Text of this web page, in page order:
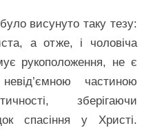
висунуто таку тезу:
а отже, і чоловіча
рукоположення, не є
частиною
зберігаючи
спасіння у Христі.